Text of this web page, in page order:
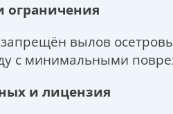
ограничения
вылов
с минимальными
и лицензия